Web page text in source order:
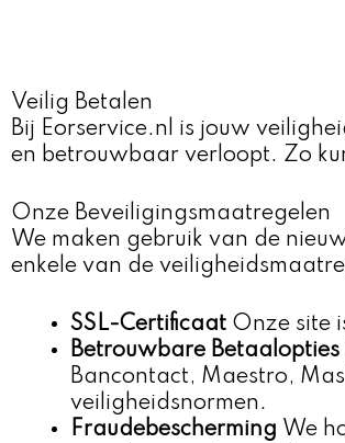
Veilig Betalen
Bij Eorservice.nl is jouw
en betrouwbaar verloopt. Zo
Onze Beveiligingsmaatregelen
We maken gebruik van de
enkele van de
SSL-Certificaat Onze site
Betrouwbare Betaalopties
Bancontact, Maestro,
veiligheidsnormen.
Fraudebescherming We